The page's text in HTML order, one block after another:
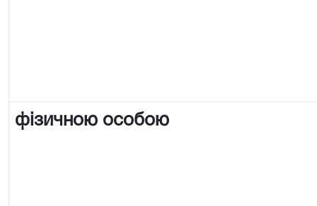
фізичною особою